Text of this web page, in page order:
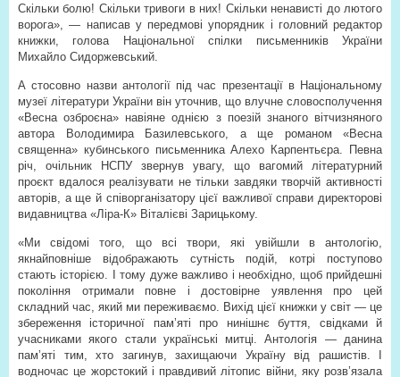
Скільки болю! Скільки тривоги в них! Скільки ненависті до лютого
ворога», — написав у передмові упорядник і головний редактор
книжки, голова Національної спілки письменників України
Михайло Сидоржевський.
А стосовно назви антології під час презентації в Національному
музеї літератури України він уточнив, що влучне словосполучення
«Весна озброєна» навіяне однією з поезій знаного вітчизняного
автора Володимира Базилевського, а ще романом «Весна
священна» кубинського письменника Алехо Карпентьєра. Певна
річ, очільник НСПУ звернув увагу, що вагомий літературний
проєкт вдалося реалізувати не тільки завдяки творчій активності
авторів, а ще й співорганізатору цієї важливої справи директорові
видавництва «Ліра-К» Віталієві Зарицькому.
«Ми свідомі того, що всі твори, які увійшли в антологію,
якнайповніше відображають сутність подій, котрі поступово
стають історією. І тому дуже важливо і необхідно, щоб прийдешні
покоління отримали повне і достовірне уявлення про цей
складний час, який ми переживаємо. Вихід цієї книжки у світ — це
збереження історичної пам’яті про нинішнє буття, свідками й
учасниками якого стали українські митці. Антологія — данина
пам’яті тим, хто загинув, захищаючи Україну від рашистів. І
водночас це жорстокий і правдивий літопис війни, яку розв’язала